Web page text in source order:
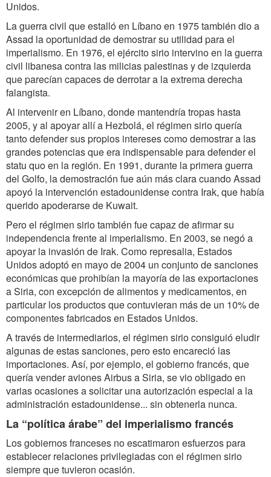
Unidos.
La guerra civil que estalló en Líbano en 1975 también dio a
Assad la oportunidad de demostrar su utilidad para el
imperialismo. En 1976, el ejército sirio intervino en la guerra
civil libanesa contra las milicias palestinas y de izquierda
que parecían capaces de derrotar a la extrema derecha
falangista.
Al intervenir en Líbano, donde mantendría tropas hasta
2005, y al apoyar allí a Hezbolá, el régimen sirio quería
tanto defender sus propios intereses como demostrar a las
grandes potencias que era indispensable para defender el
statu quo en la región. En 1991, durante la primera guerra
del Golfo, la demostración fue aún más clara cuando Assad
apoyó la intervención estadounidense contra Irak, que había
querido apoderarse de Kuwait.
Pero el régimen sirio también fue capaz de afirmar su
independencia frente al imperialismo. En 2003, se negó a
apoyar la invasión de Irak. Como represalia, Estados
Unidos adoptó en mayo de 2004 un conjunto de sanciones
económicas que prohibían la mayoría de las exportaciones
a Siria, con excepción de alimentos y medicamentos, en
particular los productos que contuvieran más de un 10% de
componentes fabricados en Estados Unidos.
A través de intermediarios, el régimen sirio consiguió eludir
algunas de estas sanciones, pero esto encareció las
importaciones. Así, por ejemplo, el gobierno francés, que
quería vender aviones Airbus a Siria, se vio obligado en
varias ocasiones a solicitar una autorización especial a la
administración estadounidense... sin obtenerla nunca.
La “política árabe” del imperialismo francés
Los gobiernos franceses no escatimaron esfuerzos para
establecer relaciones privilegiadas con el régimen sirio
siempre que tuvieron ocasión.